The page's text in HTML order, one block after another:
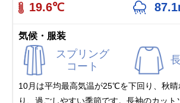
19.6℃
気候・服装
スプリング
コート
10月は平均最高気温が25℃を下回り、秋晴
り、過ごしやすい季節です。長袖のカット